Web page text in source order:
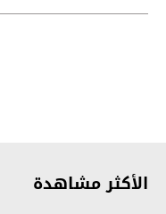
الأكثر مشاهدة